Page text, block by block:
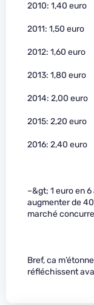
2010: 1,40 euro
2011: 1,50 euro
2012: 1,60 euro
2013: 1,80 euro
2014: 2,00 euro
2015: 2,20 euro
2016: 2,40 euro
–&gt; 1 euro en 6
augmenter de
marché
Bref, ca
réfléchissent